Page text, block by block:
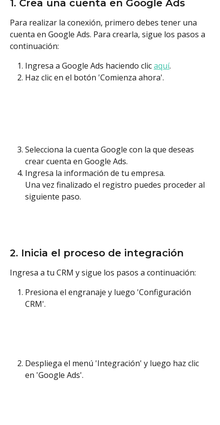
1. Crea una cuenta en Google Ads
Para realizar la conexión, primero debes tener una
cuenta en Google Ads. Para crearla, sigue los pasos a
continuación:
Ingresa a Google Ads haciendo clic aquí.
Haz clic en el botón 'Comienza ahora'.
Selecciona la cuenta Google con la que deseas
crear cuenta en Google Ads.
Ingresa la información de tu empresa.
Una vez finalizado el registro puedes proceder al
siguiente paso.
2. Inicia el proceso de integración
Ingresa a tu CRM y sigue los pasos a continuación:
Presiona el engranaje y luego 'Configuración
CRM'.
Despliega el menú 'Integración' y luego haz clic
en 'Google Ads'.